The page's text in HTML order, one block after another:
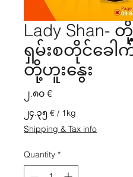
Lady Shan-
ရှမ်းစတိုင်ခေ
တို့ဟူးနွေး
၂.၈၀ €Price
၂၄.၃၅ € / 1kg
၂၄.၃၅ €
per
Kilogram
Shipping & Tax info
Quantity *